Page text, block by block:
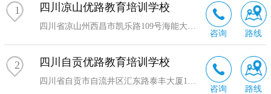
1 四川凉山优路教育培训学校
咨询
路线
2 四川自贡优路教育培训学校
四川省自贡市自流井区汇东路泰丰大厦18楼18号
咨询
路线